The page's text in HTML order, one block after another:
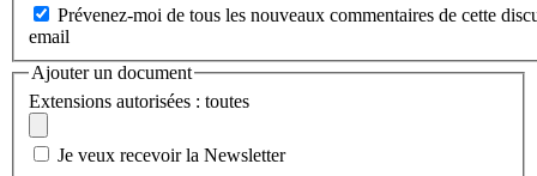
Prévenez-moi de tous les nouveaux commentaires de cette
email
Ajouter un document
Extensions autorisées : toutes
Je veux recevoir la Newsletter